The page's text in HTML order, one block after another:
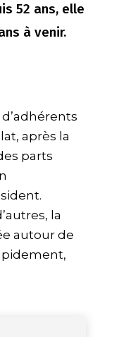
52 ans, elle
à venir.
après la
parts
la
autour de